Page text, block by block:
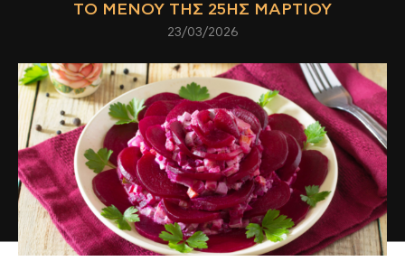
ΤΟ ΜΕΝΟΎ ΤΗΣ 25ΗΣ ΜΑΡΤΊΟΥ
23/03/2026